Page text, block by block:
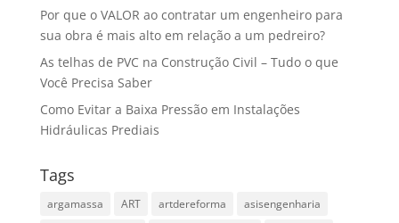
Por que o VALOR ao contratar um engenheiro para
sua obra é mais alto em relação a um pedreiro?
As telhas de PVC na Construção Civil – Tudo o que
Você Precisa Saber
Como Evitar a Baixa Pressão em Instalações
Hidráulicas Prediais
Tags
argamassa ART artdereforma
asisengenharia